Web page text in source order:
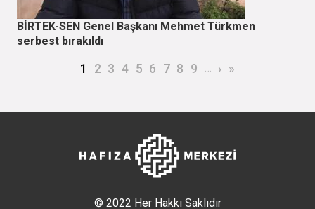
BİRTEK-SEN Genel Başkanı Mehmet Türkmen
serbest bırakıldı
Şu an kullanılan sayfa
1 Page
2 Page
3 Page
4 Page
5 Page
6 Page
7 Page
8 Page
9 … Sonraki sayfa
› Son sayfa
»
© 2022 Her Hakkı Saklıdır